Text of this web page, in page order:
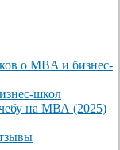
о MBA и бизнес-
школ
на МВА (2025)